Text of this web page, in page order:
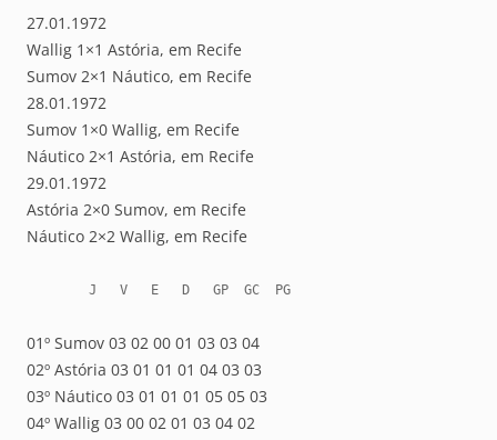
27.01.1972
Wallig 1×1 Astória, em Recife
Sumov 2×1 Náutico, em Recife
28.01.1972
Sumov 1×0 Wallig, em Recife
Náutico 2×1 Astória, em Recife
29.01.1972
Astória 2×0 Sumov, em Recife
Náutico 2×2 Wallig, em Recife
        J   V   E   D   GP  GC  PG
01º Sumov 03 02 00 01 03 03 04
02º Astória 03 01 01 01 04 03 03
03º Náutico 03 01 01 01 05 05 03
04º Wallig 03 00 02 01 03 04 02